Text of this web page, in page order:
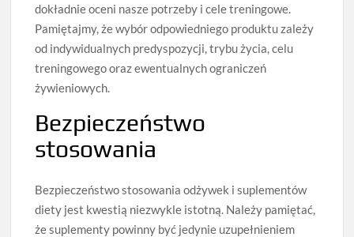
dokładnie oceni nasze potrzeby i cele treningowe.
Pamiętajmy, że wybór odpowiedniego produktu zależy
od indywidualnych predyspozycji, trybu życia, celu
treningowego oraz ewentualnych ograniczeń
żywieniowych.
Bezpieczeństwo
stosowania
Bezpieczeństwo stosowania odżywek i suplementów
diety jest kwestią niezwykle istotną. Należy pamiętać,
że suplementy powinny być jedynie uzupełnieniem